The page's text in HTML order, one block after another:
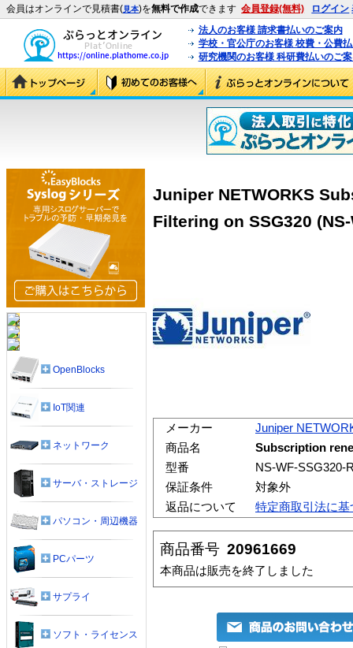
会員はオンラインで見積書(見本)を無料で作成できます 会員登録(無料) ログイン
法人のお客様 請求書払いのご案内
学校・官公庁のお客様 校費・公費
研究機関のお客様 科研費払いのご
Juniper NETWORKS
Filtering on SSG320
メーカー
Juniper
商品名
Subscription
型番
NS-WF-SSG320-
保証条件
対象外
返品について
特定商取引法に基
商品番号 20961669
本商品は販売を終了しました
OpenBlocks
IoT関連
ネットワーク
サーバ・ストレージ
パソコン・周辺機器
PCパーツ
サプライ
ソフト・ライセンス